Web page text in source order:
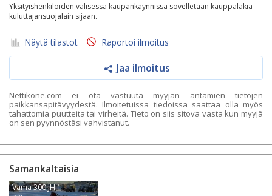
Yksityishenkilöiden välisessä kaupankäynnissä sovelletaan kauppalakia
kuluttajansuojalain sijaan.
Näytä tilastot Raportoi ilmoitus
Jaa ilmoitus
Nettikone.com ei ota vastuuta myyjän antamien tietojen
paikkansapitävyydestä. Ilmoitetuissa tiedoissa saattaa olla myös
tahattomia puutteita tai virheitä. Tieto on siis sitova vasta kun myyjä
on sen pyynnöstäsi vahvistanut.
Samankaltaisia
Vama 300 JH 1